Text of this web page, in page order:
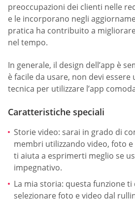
preoccupazioni dei clienti nelle
e le incorporano negli
pratica ha contribuito a migliorare
nel tempo.
In generale, il design dell’app è
è facile da usare, non devi
tecnica per utilizzare l’app
Caratteristiche speciali
Storie video: sarai in grado di
membri utilizzando video, foto
ti aiuta a esprimerti meglio se
impegnativo.
La mia storia: questa funzione ti
selezionare foto e video dal